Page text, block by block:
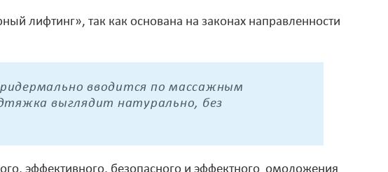
лифтинг», так как основана на законах направленности
вводится по массажным
выглядит натурально, без